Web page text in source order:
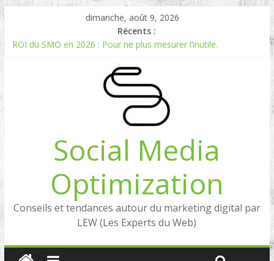
dimanche, août 9, 2026
Récents :
ROI du SMO en 2026 : Pour ne plus mesurer l’inutile.
Experts en Social Listening en France : qui sont les références
Reddit, la brique manquante entre Social Intelligence et AIO
Comment votre e-réputation dépend du social listening et des
Social Media
Optimization
Conseils et tendances autour du marketing digital par
LEW (Les Experts du Web)